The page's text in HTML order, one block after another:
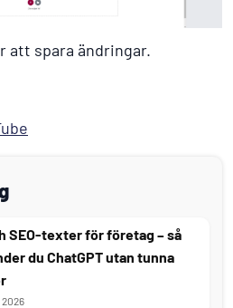
att spara ändringar.
SEO-texter för företag – så
du ChatGPT utan tunna